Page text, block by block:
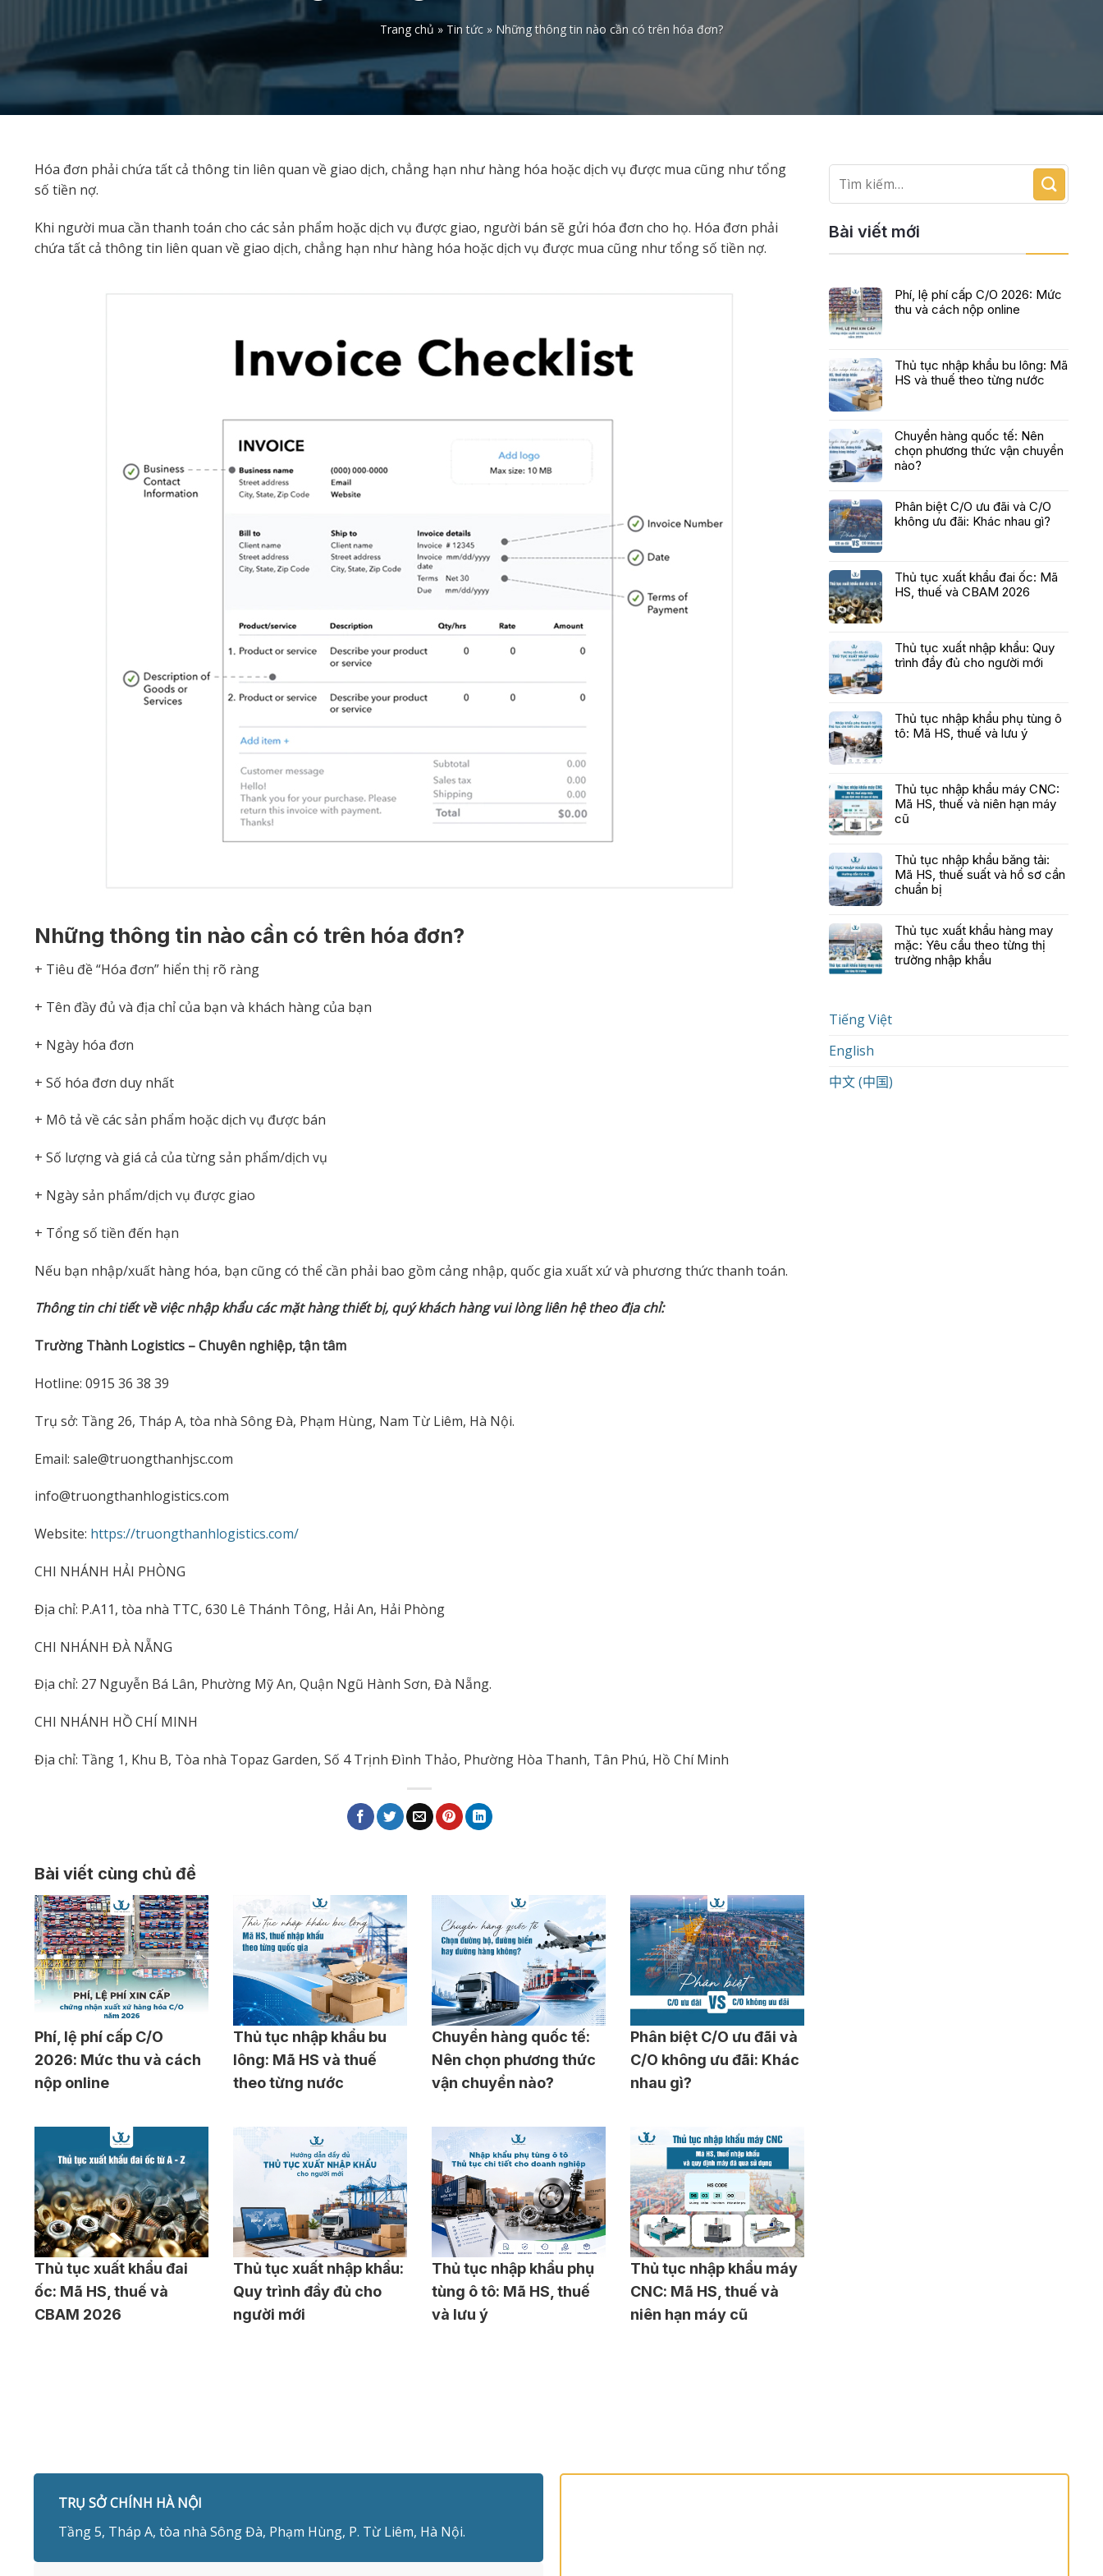
Trang chủ » Tin tức » Những thông tin nào cần có trên hóa đơn?
Hóa đơn phải chứa tất cả thông tin liên quan về giao dịch, chẳng hạn như hàng hóa hoặc dịch vụ được mua cũng như tổng
số tiền nợ.
Khi người mua cần thanh toán cho các sản phẩm hoặc dịch vụ được giao, người bán sẽ gửi hóa đơn cho họ. Hóa đơn phải
chứa tất cả thông tin liên quan về giao dịch, chẳng hạn như hàng hóa hoặc dịch vụ được mua cũng như tổng số tiền nợ.
Những thông tin nào cần có trên hóa đơn?
+ Tiêu đề “Hóa đơn” hiển thị rõ ràng
+ Tên đầy đủ và địa chỉ của bạn và khách hàng của bạn
+ Ngày hóa đơn
+ Số hóa đơn duy nhất
+ Mô tả về các sản phẩm hoặc dịch vụ được bán
+ Số lượng và giá cả của từng sản phẩm/dịch vụ
+ Ngày sản phẩm/dịch vụ được giao
+ Tổng số tiền đến hạn
Nếu bạn nhập/xuất hàng hóa, bạn cũng có thể cần phải bao gồm cảng nhập, quốc gia xuất xứ và phương thức thanh toán.
Thông tin chi tiết về việc nhập khẩu các mặt hàng thiết bị, quý khách hàng vui lòng liên hệ theo địa chỉ:
Trường Thành Logistics – Chuyên nghiệp, tận tâm
Hotline: 0915 36 38 39
Trụ sở: Tầng 26, Tháp A, tòa nhà Sông Đà, Phạm Hùng, Nam Từ Liêm, Hà Nội.
Email: sale@truongthanhjsc.com
info@truongthanhlogistics.com
Website: https://truongthanhlogistics.com/
CHI NHÁNH HẢI PHÒNG
Địa chỉ: P.A11, tòa nhà TTC, 630 Lê Thánh Tông, Hải An, Hải Phòng
CHI NHÁNH ĐÀ NẴNG
Địa chỉ: 27 Nguyễn Bá Lân, Phường Mỹ An, Quận Ngũ Hành Sơn, Đà Nẵng.
CHI NHÁNH HỒ CHÍ MINH
Địa chỉ: Tầng 1, Khu B, Tòa nhà Topaz Garden, Số 4 Trịnh Đình Thảo, Phường Hòa Thanh, Tân Phú, Hồ Chí Minh
Bài viết cùng chủ đề
Phí, lệ phí cấp C/O
2026: Mức thu và cách
nộp online
Thủ tục nhập khẩu bu
lông: Mã HS và thuế
theo từng nước
Chuyển hàng quốc tế:
Nên chọn phương thức
vận chuyển nào?
Phân biệt C/O ưu đãi và
C/O không ưu đãi: Khác
nhau gì?
Thủ tục xuất khẩu đai
ốc: Mã HS, thuế và
CBAM 2026
Thủ tục xuất nhập khẩu:
Quy trình đầy đủ cho
người mới
Thủ tục nhập khẩu phụ
tùng ô tô: Mã HS, thuế
và lưu ý
Thủ tục nhập khẩu máy
CNC: Mã HS, thuế và
niên hạn máy cũ
Bài viết mới
Phí, lệ phí cấp C/O 2026: Mức
thu và cách nộp online
Thủ tục nhập khẩu bu lông: Mã
HS và thuế theo từng nước
Chuyển hàng quốc tế: Nên
chọn phương thức vận chuyển
nào?
Phân biệt C/O ưu đãi và C/O
không ưu đãi: Khác nhau gì?
Thủ tục xuất khẩu đai ốc: Mã
HS, thuế và CBAM 2026
Thủ tục xuất nhập khẩu: Quy
trình đầy đủ cho người mới
Thủ tục nhập khẩu phụ tùng ô
tô: Mã HS, thuế và lưu ý
Thủ tục nhập khẩu máy CNC:
Mã HS, thuế và niên hạn máy
cũ
Thủ tục nhập khẩu băng tải:
Mã HS, thuế suất và hồ sơ cần
chuẩn bị
Thủ tục xuất khẩu hàng may
mặc: Yêu cầu theo từng thị
trường nhập khẩu
Tiếng Việt
English
中文 (中国)
TRỤ SỞ CHÍNH HÀ NỘI
Tầng 5, Tháp A, tòa nhà Sông Đà, Phạm Hùng, P. Từ Liêm, Hà Nội.